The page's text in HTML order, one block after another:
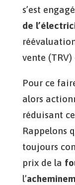
s’est
de
vente
Pour ce
alors
réduisant
Rappelons
toujours
prix de la
l’